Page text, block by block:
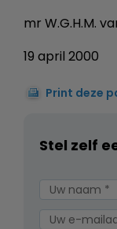
mr W.G.H.M.
19 april 2000
Print deze
Stel zelf